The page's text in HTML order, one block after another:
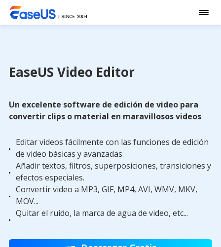
EaseUS Video Editor
Un excelente software de edición de video para
convertir clips o material en maravillosos videos
Editar videos fácilmente con las funciones de edición
de video básicas y avanzadas.
Añadir textos, filtros, superposiciones, transiciones y
efectos especiales.
Convertir video a MP3, GIF, MP4, AVI, WMV, MKV,
MOV...
Quitar el ruido, la marca de agua de video, etc...